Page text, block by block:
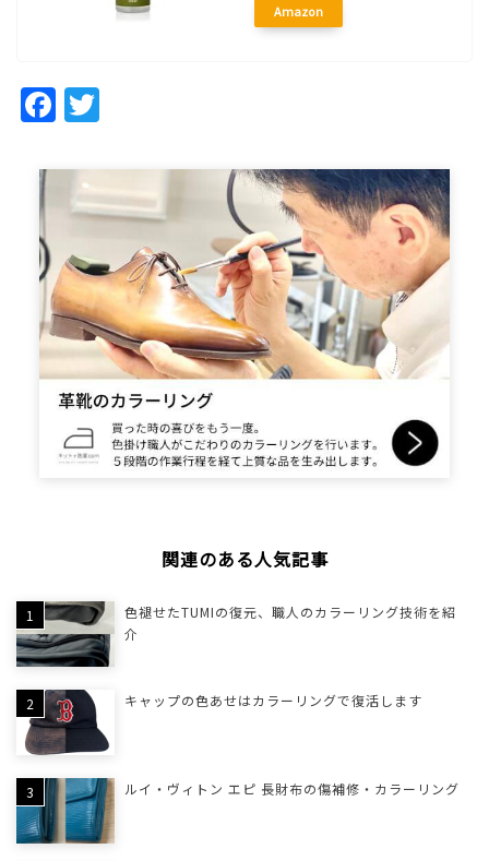
Amazon
Facebook
関連のある人気記事
色褪せたTUMIの復元、職人のカラーリング技術を紹
介
キャップの色あせはカラーリングで復活します
ルイ・ヴィトン エピ 長財布の傷補修・カラーリング